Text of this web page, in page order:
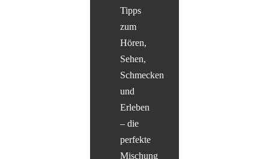
Tipps
zum
Hören,
Sehen,
Schmecken
und
Erleben
– die
perfekte
Mischung